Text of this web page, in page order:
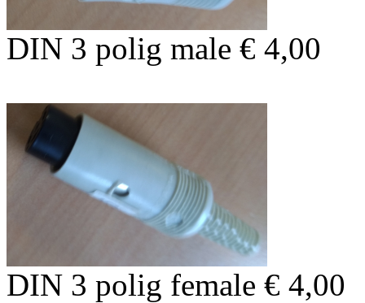
DIN 3 polig male € 4,00
DIN 3 polig female € 4,00